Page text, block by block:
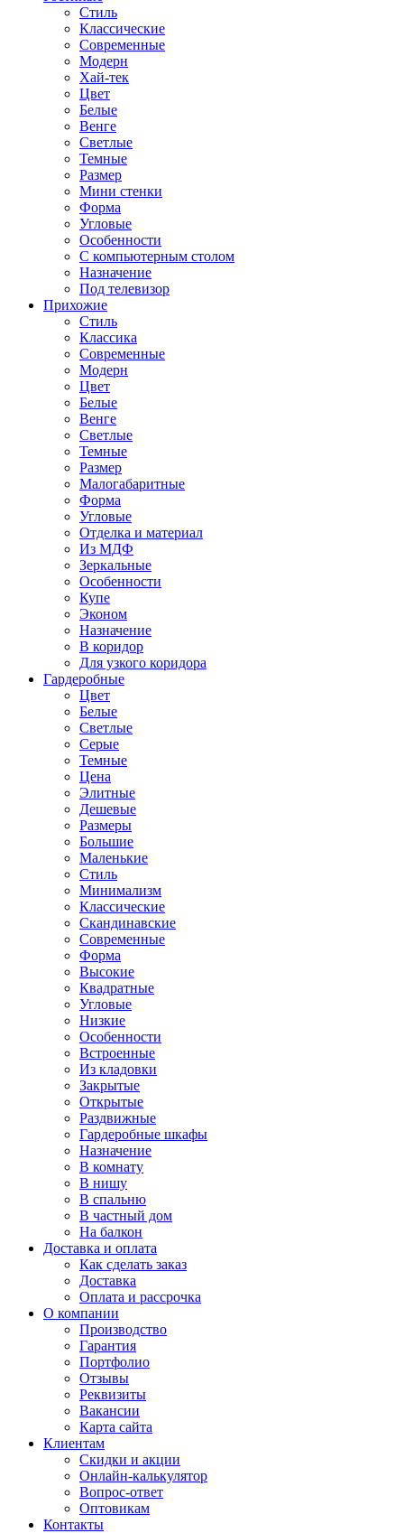
Стиль
Классические
Современные
Модерн
Хай-тек
Цвет
Белые
Венге
Светлые
Темные
Размер
Мини стенки
Форма
Угловые
Особенности
С компьютерным столом
Назначение
Под телевизор
Прихожие
Стиль
Классика
Современные
Модерн
Цвет
Белые
Венге
Светлые
Темные
Размер
Малогабаритные
Форма
Угловые
Отделка и материал
Из МДФ
Зеркальные
Особенности
Купе
Эконом
Назначение
В коридор
Для узкого коридора
Гардеробные
Цвет
Белые
Светлые
Серые
Темные
Цена
Элитные
Дешевые
Размеры
Большие
Маленькие
Стиль
Минимализм
Классические
Скандинавские
Современные
Форма
Высокие
Квадратные
Угловые
Низкие
Особенности
Встроенные
Из кладовки
Закрытые
Открытые
Раздвижные
Гардеробные шкафы
Назначение
В комнату
В нишу
В спальню
В частный дом
На балкон
Доставка и оплата
Как сделать заказ
Доставка
Оплата и рассрочка
О компании
Производство
Гарантия
Портфолио
Отзывы
Реквизиты
Вакансии
Карта сайта
Клиентам
Скидки и акции
Онлайн-калькулятор
Вопрос-ответ
Оптовикам
Контакты